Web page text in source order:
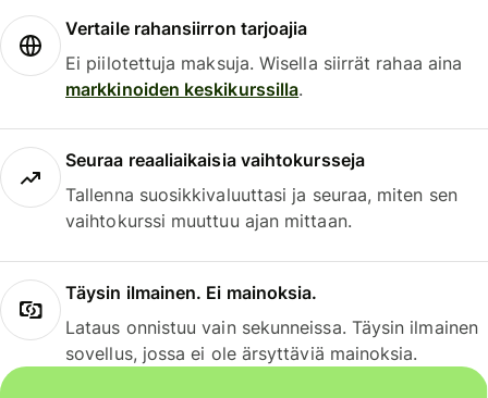
Vertaile rahansiirron tarjoajia
Ei piilotettuja maksuja. Wisella siirrät rahaa aina
markkinoiden keskikurssilla.
Seuraa reaaliaikaisia vaihtokursseja
Tallenna suosikkivaluuttasi ja seuraa, miten sen
vaihtokurssi muuttuu ajan mittaan.
Täysin ilmainen. Ei mainoksia.
Lataus onnistuu vain sekunneissa. Täysin ilmainen
sovellus, jossa ei ole ärsyttäviä mainoksia.